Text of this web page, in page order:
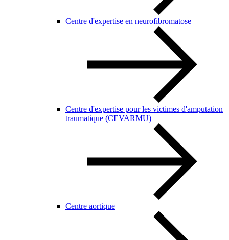
Centre d'expertise en neurofibromatose
Centre d'expertise pour les victimes d'amputation
traumatique (CEVARMU)
Centre aortique